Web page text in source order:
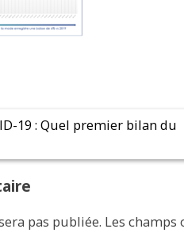
19 : Quel premier bilan du
pas publiée. Les